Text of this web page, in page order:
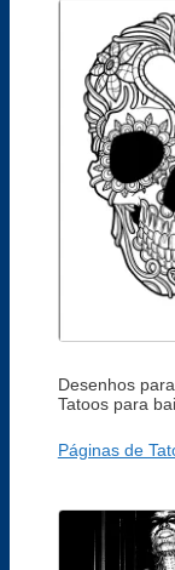
Desenhos
Tatoos para
Páginas de